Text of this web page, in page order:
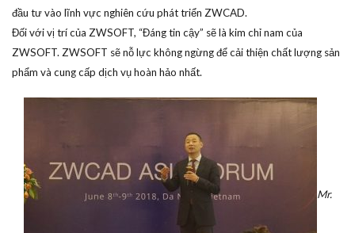
đầu tư vào lĩnh vực nghiên cứu phát triển ZWCAD.
Đối với vị trí của ZWSOFT, “Đáng tin cậy” sẽ là kim chỉ nam của
ZWSOFT. ZWSOFT sẽ nỗ lực không ngừng để cải thiện chất lượng sản
phẩm và cung cấp dịch vụ hoàn hảo nhất.
Mr.